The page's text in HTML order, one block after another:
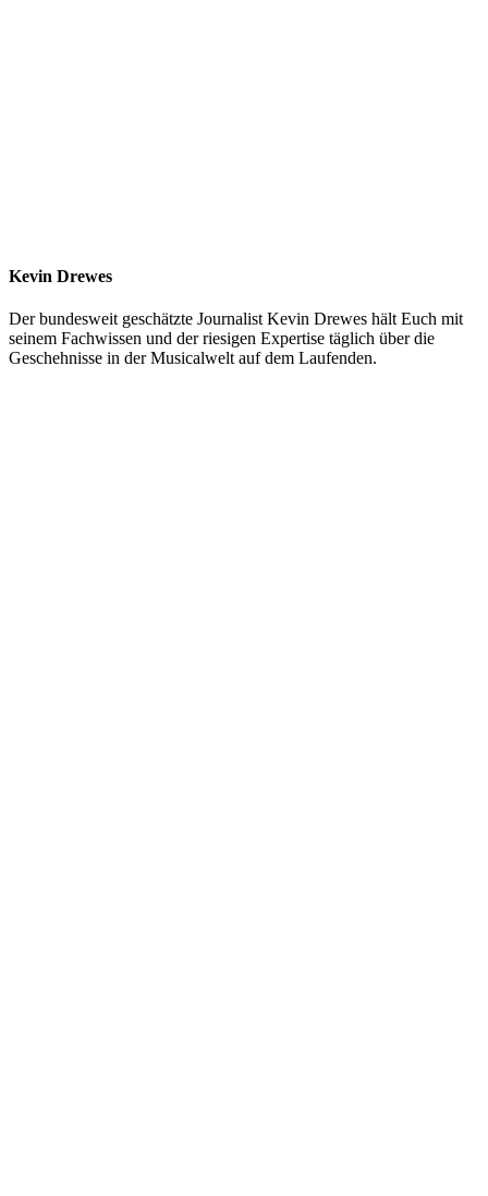
Kevin Drewes
Der bundesweit geschätzte Journalist Kevin Drewes hält Euch mit
seinem Fachwissen und der riesigen Expertise täglich über die
Geschehnisse in der Musicalwelt auf dem Laufenden.